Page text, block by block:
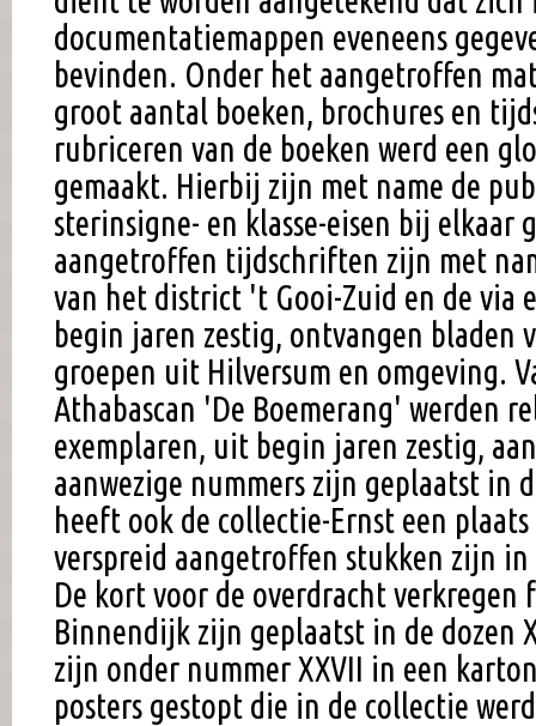
documentatiemappen eveneens
bevinden. Onder het aangetroffen
groot aantal boeken, brochures en
rubriceren van de boeken werd een
gemaakt. Hierbij zijn met name de
sterinsigne- en klasse-eisen bij elkaar
aangetroffen tijdschriften zijn met
van het district 't Gooi-Zuid en de via
begin jaren zestig, ontvangen bladen
groepen uit Hilversum en omgeving.
Athabascan 'De Boemerang' werden
exemplaren, uit begin jaren zestig,
aanwezige nummers zijn geplaatst in
heeft ook de collectie-Ernst een
verspreid aangetroffen stukken zijn in
De kort voor de overdracht verkregen
Binnendijk zijn geplaatst in de dozen
zijn onder nummer XXVII in een
posters gestopt die in de collectie